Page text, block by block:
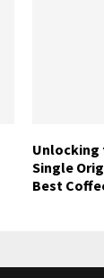
Unlocking
Single
Best